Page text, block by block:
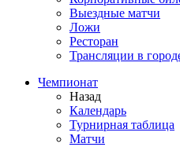
Выездные матчи
Ложи
Ресторан
Трансляции в
Чемпионат
Назад
Календарь
Турнирная таблица
Матчи